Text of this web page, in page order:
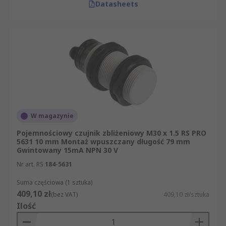
Datasheets
W magazynie
Pojemnościowy czujnik zbliżeniowy M30 x 1.5 RS PRO
5631 10 mm Montaż wpuszczany długość 79 mm
Gwintowany 15mA NPN 30 V
Nr art. RS 184-5631
Suma częściowa (1 sztuka)
409,10 zł(bez VAT) 409,10 zł/sztuka
Ilość